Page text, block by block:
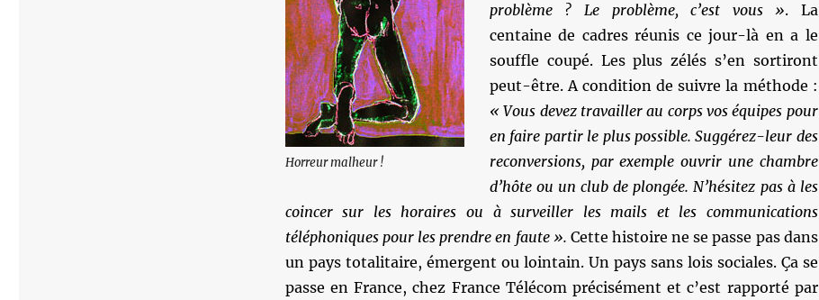
Horreur malheur !
problème ? Le problème, c’est vous ». La
centaine de cadres réunis ce jour-là en a le
souffle coupé. Les plus zélés s’en sortiront
peut-être. A condition de suivre la méthode :
« Vous devez travailler au corps vos équipes pour
en faire partir le plus possible. Suggérez-leur des
reconversions, par exemple ouvrir une chambre
d’hôte ou un club de plongée. N’hésitez pas à les
coincer sur les horaires ou à surveiller les mails et les communications
téléphoniques pour les prendre en faute ». Cette histoire ne se passe pas dans
un pays totalitaire, émergent ou lointain. Un pays sans lois sociales. Ça se
passe en France, chez France Télécom précisément et c’est rapporté par